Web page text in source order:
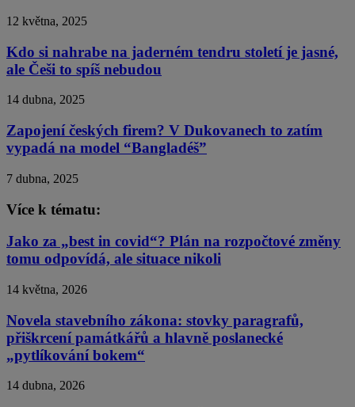
12 května, 2025
Kdo si nahrabe na jaderném tendru století je jasné,
ale Češi to spíš nebudou
14 dubna, 2025
Zapojení českých firem? V Dukovanech to zatím
vypadá na model “Bangladéš”
7 dubna, 2025
Více k tématu:
Jako za „best in covid“? Plán na rozpočtové změny
tomu odpovídá, ale situace nikoli
14 května, 2026
Novela stavebního zákona: stovky paragrafů,
přiškrcení památkářů a hlavně poslanecké
„pytlíkování bokem“
14 dubna, 2026